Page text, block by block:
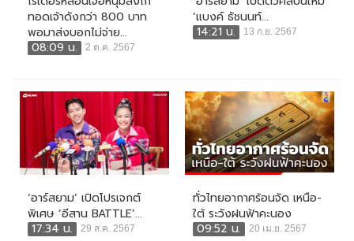
ทอดเจ้าดังกว่า 800 บาท
พอมาส่งบอกไม่จ่าย...
08:09 น.
2 ต.ค. 2567
‘แบงค์ ธัชนนท์...
14:21 น.
13 ก.ย. 2567
‘อาร์สยาม’ เปิดโปรเจกต์
พิเศษ ‘อีสาน BATTLE’...
17:34 น.
29 ส.ค. 2567
ทั่วไทยอากาศร้อนจัด เหนือ-
ใต้ ระวังฝนฟ้าคะนอง
09:52 น.
20 เม.ย. 2567